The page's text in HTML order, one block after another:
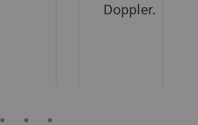
Doppler.